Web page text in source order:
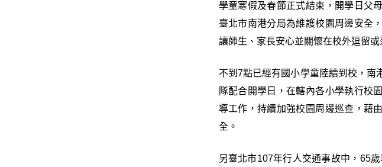
學童寒假及春節正式結束，開學日父
臺北市南港分局為維護校園周邊安全
讓師生、家長安心並關懷在校外逗留
不到7點已經有國小學童陸續到校，南
隊配合開學日，在轄內各小學執行校
導工作，持續加強校園周邊巡查，藉
全。
另臺北市107年行人交通事故中，65